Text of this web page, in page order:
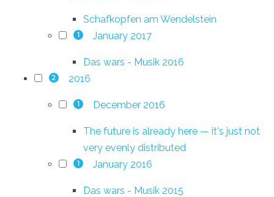
Schafkopfen am Wendelstein
1 January 2017
Das wars - Musik 2016
2 2016
1 December 2016
The future is already here — it's just not
very evenly distributed
1 January 2016
Das wars - Musik 2015